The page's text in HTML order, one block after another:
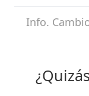
Info.